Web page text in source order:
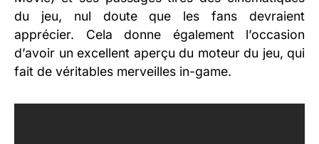
du jeu, nul doute que les fans devraient
apprécier. Cela donne également l’occasion
d’avoir un excellent aperçu du moteur du jeu, qui
fait de véritables merveilles in-game.